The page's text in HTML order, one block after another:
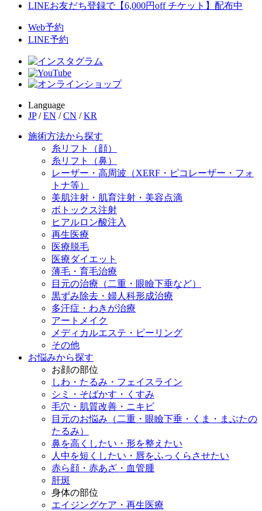
LINEお友だち登録で【6,000円off チケット】配布中
Web予約
LINE予約
Language
JP / EN / CN / KR
施術方法から探す
糸リフト（顔）
糸リフト（鼻）
レーザー・高周波（XERF・ピコレーザー・フォ
トナ等）
美肌注射・肌育注射・美容点滴
ボトックス注射
ヒアルロン酸注入
再生医療
医療脱毛
医療ダイエット
薄毛・育毛治療
目元の治療（二重・眼瞼下垂など）
黒ずみ除去・婦人科形成治療
多汗症・わきが治療
アートメイク
メディカルエステ・ピーリング
その他
お悩みから探す
お顔の部位
しわ・たるみ・フェイスライン
シミ・そばかす・くすみ
毛穴・肌質改善・ニキビ
目元のお悩み（二重・眼瞼下垂・くま・まぶたの
たるみ）
鼻を高くしたい・形を整えたい
人中を短くしたい・唇をふっくらさせたい
赤ら顔・赤あざ・血管腫
肝斑
身体の部位
エイジングケア・再生医療